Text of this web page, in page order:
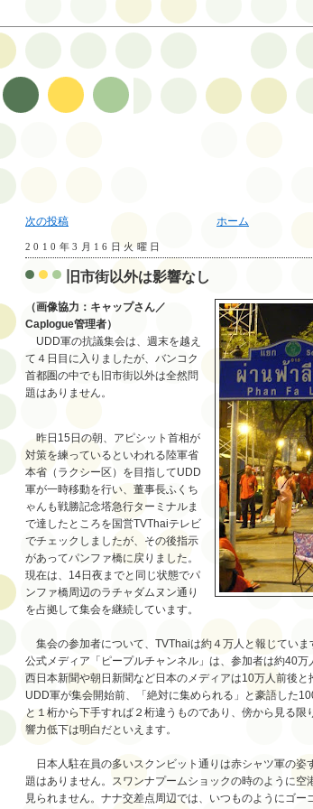
次の投稿 ホーム
2010年3月16日火曜日
旧市街以外は影響なし
（画像協力：キャップさん／
Caplogue管理者）
UDD軍の抗議集会は、週末を越え
て４日目に入りましたが、バンコク
首都圏の中でも旧市街以外は全然問
題はありません。
昨日15日の朝、アピシット首相が
対策を練っているといわれる陸軍省
本省（ラクシー区）を目指してUDD
軍が一時移動を行い、董事長ふくち
ゃんも戦勝記念塔急行ターミナルま
で達したところを国営TVThaiテレビ
でチェックしましたが、その後指示
があってパンファ橋に戻りました。
現在は、14日夜までと同じ状態でパ
ンファ橋周辺のラチャダムヌン通り
を占拠して集会を継続しています。
集会の参加者について、TVThaiは約４万人と報じてい
公式メディア「ピープルチャンネル」は、参加者は約40
西日本新聞や朝日新聞など日本のメディアは10万人前後と
UDD軍が集会開始前、「絶対に集められる」と豪語した
と１桁から下手すれば２桁違うものであり、傍から見る限
響力低下は明白だといえます。
日本人駐在員の多いスクンビット通りは赤シャツ軍の姿
題はありません。スワンナプームショックの時のように空
見られません。ナナ交差点周辺では、いつものようにゴー